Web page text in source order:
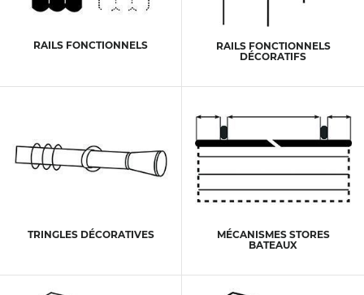
RAILS FONCTIONNELS
RAILS FONCTIONNELS
DÉCORATIFS
TRINGLES DÉCORATIVES
MÉCANISMES STORES
BATEAUX